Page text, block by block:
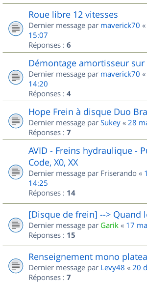
Roue libre 12 vitesses
Dernier message par maverick70 «
15:07
Réponses : 6
Démontage amortisseur sur
Dernier message par maverick70 «
14:20
Réponses : 4
Hope Frein à disque Duo
Dernier message par Sukey « 28
Réponses : 7
AVID - Freins hydraulique -
Code, X0, XX
Dernier message par Friserando «
14:25
Réponses : 14
[Disque de frein] --> Quand
Dernier message par Garik « 17
Réponses : 15
Renseignement mono
Dernier message par Levy48 « 20
Réponses : 7